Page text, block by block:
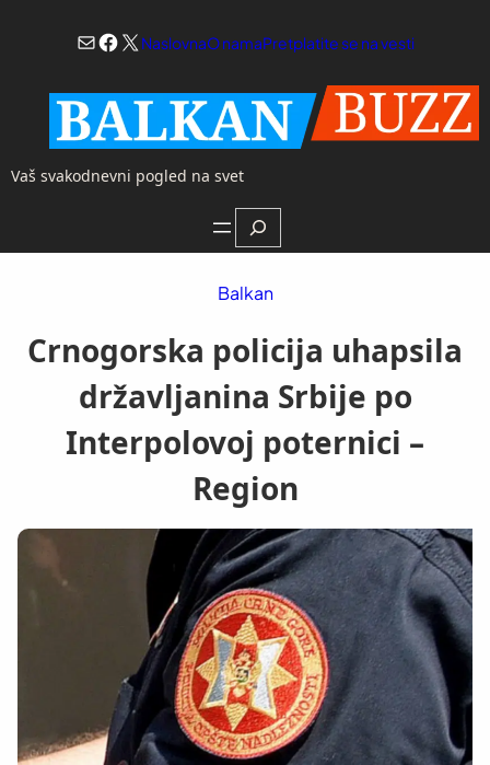
Mail
Facebook
X NaslovnaO namaPretplatite se na vesti
Vaš svakodnevni pogled na svet
Search
Balkan
Crnogorska policija uhapsila
državljanina Srbije po
Interpolovoj poternici –
Region